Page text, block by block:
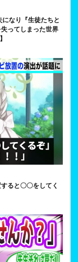
になり『生徒たちと
ってしまった世界
ると〇〇をしてく